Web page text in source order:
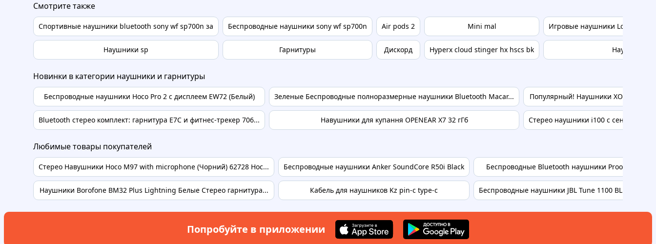
Смотрите также
Спортивные наушники bluetooth sony wf sp700n за
Наушники sp
Беспроводные наушники sony wf sp700n
Гарнитуры
Air pods 2
Дискорд
Mini mal
Hyperx cloud stinger hx hscs bk
Игровые наушники Logitech
Наушники
Новинки в категории наушники и гарнитуры
Беспроводные наушники Hoco Pro 2 с дисплеем EW72 (Белый)
Bluetooth стерео комплект: гарнитура Е7С и фитнес-трекер 706...
Зеленые Беспроводные полноразмерные наушники Bluetooth Macar...
Навушники для купання OPENEAR X7 32 гГб
Популярный! Наушники XO X33
Стерео наушники i100 с
Любимые товары покупателей
Стерео Навушники Hoco M97 with microphone (Чорний) 62728 Hoc...
Наушники Borofone BM32 Plus Lightning Белые Стерео гарнитура...
Беспроводные наушники Anker SoundCore R50i Black
Кабель для наушников Kz pin-c type-c
Беспроводные Bluetooth наушники Proove 70's
Беспроводные наушники JBL Tune 1100 BLUE
Попробуйте в приложении